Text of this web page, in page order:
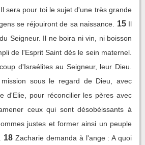
Il sera pour toi le sujet d'une très grande
se réjouiront de sa naissance.
15 Il
Seigneur. Il ne boira ni vin, ni boisson
de l'Esprit Saint dès le sein maternel.
d'Israélites au Seigneur, leur Dieu.
sous le regard de Dieu, avec
d'Elie, pour réconcilier les pères avec
ceux qui sont désobéissants à
justes et former ainsi un peuple
18 Zacharie demanda à l'ange : A quoi